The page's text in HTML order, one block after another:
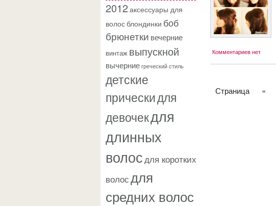
2012аксессуары для
волосблондинки боб
брюнетки вечерние
винтаж выпускной
вычерние греческий стиль
детские
прическидля
девочекдля
длинных
волосдля коротких
волосдля
средних волос
Комментариев нет
Страница «